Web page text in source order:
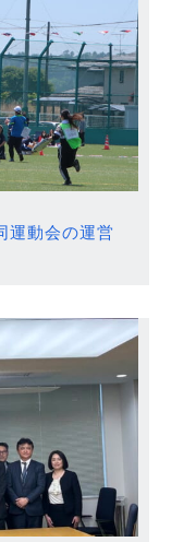
運動会の運営